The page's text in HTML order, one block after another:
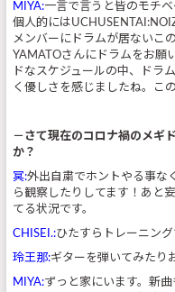
MIYA:一言で言うと皆のモチ
個人的には
メンバーにドラムが居ないこ
YAMATOさんにドラムをお願
ドなスケジュールの中、ドラ
く優しさを感じましたね。こ
－さて現在のコロナ禍のメギ
か？
冥:外出自粛でホントやる事な
ら観察したりしてます！あと
てる状況です。
CHISEI.:ひたすらトレーニン
玲王那:ギターを弾いてみたり
MIYA:ずっと家にいます。新